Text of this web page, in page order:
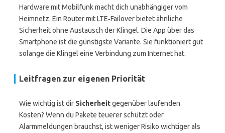
Hardware mit Mobilfunk macht dich unabhängiger vom
Heimnetz. Ein Router mit LTE‑Failover bietet ähnliche
Sicherheit ohne Austausch der Klingel. Die App über das
Smartphone ist die günstigste Variante. Sie funktioniert gut
solange die Klingel eine Verbindung zum Internet hat.
Leitfragen zur eigenen Priorität
Wie wichtig ist dir Sicherheitgegenüber laufenden
Kosten? Wenn du Pakete teuerer schützt oder
Alarmmeldungen brauchst, ist weniger Risiko wichtiger als